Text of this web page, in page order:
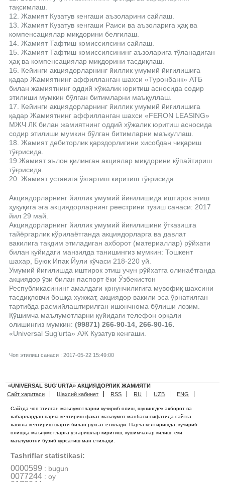
тақсимлаш.
12. Жамият Кузатув кенгаши аъзоларини сайлаш.
13. Жамият Кузатув кенгаши Раиси ва аъзоларига ҳақ ва
компенсациялар миқдорини белгилаш.
14. Жамият Тафтиш комиссиясини сайлаш.
15. Жамият Тафтиш комиссиясининг аъзоларига тўланадиган
ҳақ ва компенсациялар миқдорини тасдиқлаш.
16. Кейинги акциядорларнинг йиллик умумий йиғилишига
қадар Жамиятнинг аффилланган шахси «Туронбанк» АТБ
билан жамиятнинг оддий хўжалик юритиш асносида содир
этилиши мумкин бўлган битимларни маъқуллаш.
17. Кейинги акциядорларнинг йиллик умумий йиғилишига
қадар Жамиятнинг аффилланган шахси «FERON LEASING»
МЖЧ ЛК билан жамиятнинг оддий хўжалик юритиш асносида
содир этилиши мумкин бўлган битимларни маъқуллаш.
18. Жамият дебиторлик қарздорлигини хисобдан чиқариш
тўғрисида.
19.Жамият эълон қилинган акциялар миқдорини кўпайтириш
тўғрисида.
20. Жамият уставига ўзгартиш киритиш тўғрисида.
Акциядорларнинг йиллик умумий йиғилишида иштирок этиш
ҳуқуқига эга акциядорларнинг реестрини тузиш санаси: 2017
йил 29 май.
Акциядорларнинг йиллик умумий йиғилишини ўтказишга
тайёргарлик кўрилаётганда акциядорларга ва давлат
вакилига тақдим этиладиган ахборот (материаллар) рўйхати
билан қуйидаги манзилда танишингиз мумкин: Тошкент
шахар, Буюк Ипак Йули кўчаси 218-220 уй.
Умумий йиғилишда иштирок этиш учун рўйхатга олинаётганда
акциядор ўзи билан паспорт ёки Ўзбекистон
Республикасининг амалдаги қонунчилигига мувофиқ шахсини
тасдиқловчи бошқа хужжат, акциядор вакили эса ўрнатилган
тартибда расмийлаштирилган ишончнома бўлиши лозим.
Қўшимча маълумотларни қуйидаги телефон орқали
олишингиз мумкин: (99871) 266-90-14, 266-90-16.
«Universal Sug’urta» АЖ Кузатув кенгаши.
Чоп этилиш санаси : 2017-05-22 15:49:00
«UNIVERSAL SUG'URTA» АКЦИЯДОРЛИК ЖАМИЯТИ
Сайт харитаси
Шахсий кабинет RSS RU UZB ENG
Сайтда чоп этилган маълумотларни кучириб олиш, шунингдек ахборот ва
хабарлардан парча келтириш факат маълумот манбаси сифатида сайтга
хавола келтириш шарти билан рухсат етилади. Парча келтиришда, кучириб
олишда маълумотларга узгаришлар киритиш, кушимчалар килиш, ёки
маълумотни бузиб курсатиш ман етилади.
Tashriflar statistikasi:
0000599 : bugun
0077244: oy